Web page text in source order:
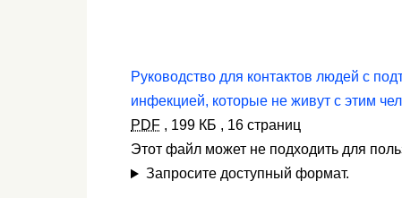
Руководство для контактов людей с
инфекцией, которые не живут с этим
PDF , 199 КБ , 16 страниц
Этот файл может не подходить для
Запросите доступный формат.